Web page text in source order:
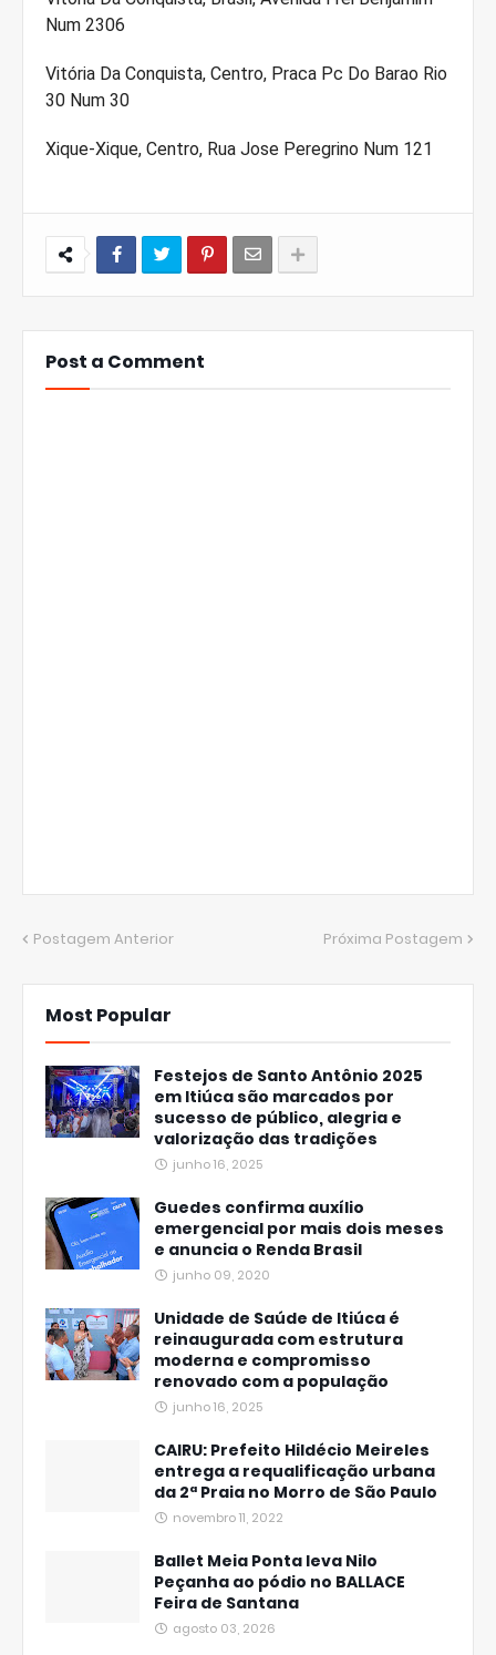
Num 2306
Vitória Da Conquista, Centro, Praca Pc Do Barao Rio
30 Num 30
Xique-Xique, Centro, Rua Jose Peregrino Num 121
Post a Comment
Postagem Anterior Próxima Postagem
Most Popular
Festejos de Santo Antônio 2025
em Itiúca são marcados por
sucesso de público, alegria e
valorização das tradições
junho 16, 2025
Guedes confirma auxílio
emergencial por mais dois meses
e anuncia o Renda Brasil
junho 09, 2020
Unidade de Saúde de Itiúca é
reinaugurada com estrutura
moderna e compromisso
renovado com a população
junho 16, 2025
CAIRU: Prefeito Hildécio Meireles
entrega a requalificação urbana
da 2ª Praia no Morro de São Paulo
novembro 11, 2022
Ballet Meia Ponta leva Nilo
Peçanha ao pódio no BALLACE
Feira de Santana
agosto 03, 2026